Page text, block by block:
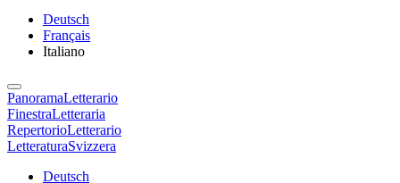
Deutsch
Français
Italiano
PanoramaLetterario
FinestraLetteraria
RepertorioLetterario
LetteraturaSvizzera
Deutsch